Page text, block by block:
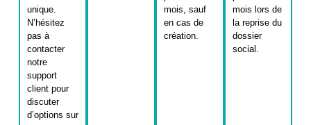
unique.
N’hésitez
pas à
contacter
notre
support
client pour
discuter
d’options sur
mois, sauf
en cas de
création.
mois lors de
la reprise du
dossier
social.